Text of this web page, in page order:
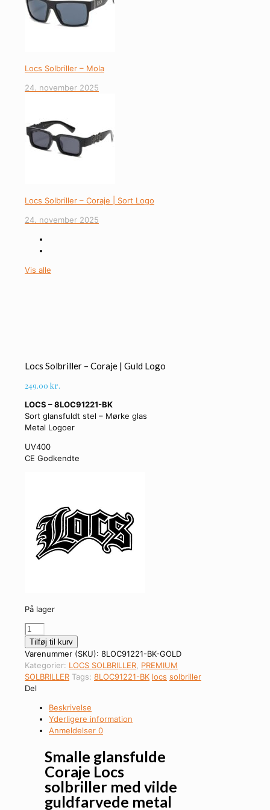
Locs Solbriller – Mola
24. november 2025
Locs Solbriller – Coraje | Sort Logo
24. november 2025
Vis alle
Locs Solbriller – Coraje | Guld Logo
249.00 kr.
LOCS – 8LOC91221-BK
Sort glansfuldt stel – Mørke glas
Metal Logoer
UV400
CE Godkendte
På lager
Locs
Solbriller
-
Coraje
|
Guld
antal
Tilføj til kurv
Varenummer (SKU): 8LOC91221-BK-GOLD
Kategorier: LOCS SOLBRILLER PREMIUM
SOLBRILLER Tags: 8LOC91221-BK locs solbriller
Del
Beskrivelse
Yderligere information
Anmeldelser 0
Smalle glansfulde
Coraje Locs
solbriller med vilde
guldfarvede metal